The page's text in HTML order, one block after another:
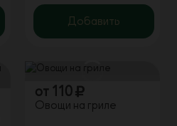
Добавить
от 110
Овощи на гриле